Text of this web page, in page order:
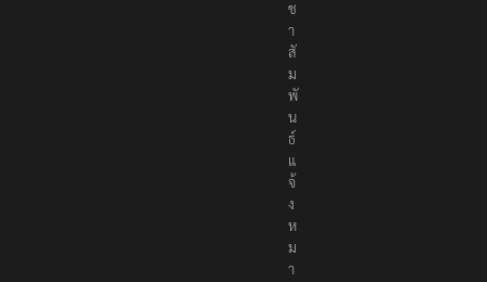
ร
ะ
ช
า
สั
ม
พั
น
ธ์
แ
จ้
ง
ห